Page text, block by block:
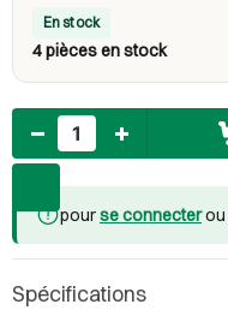
En stock
4 pièces en stock
Nombre
pourse connecterou
Spécifications